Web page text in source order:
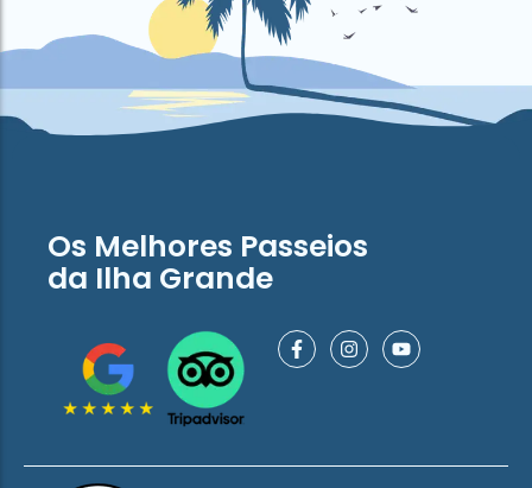
Os Melhores Passeios
da Ilha Grande